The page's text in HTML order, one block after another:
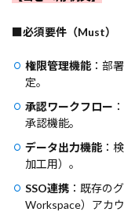
■必須要件（Must）
権限管理機能：部
定。
承認ワークフロー
承認機能。
データ出力機能：
加工用）。
SSO連携 ：既存の
Workspace）アカ